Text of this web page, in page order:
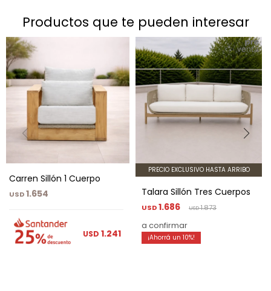
productos que te pueden interesar
Carren Sillón 1 Cuerpo
USD1.654
USD 1.241
PRECIO EXCLUSIVO HASTA ARRIBO
Talara Sillón Tres Cuerpos
USD1.686 USD1.873
a confirmar
10